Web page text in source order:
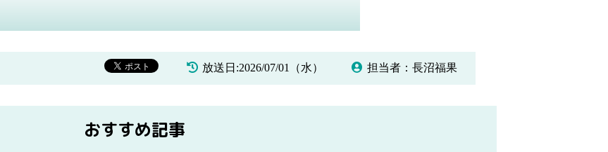
放送日:2026/07/01（水） 担当者：長沼福果
おすすめ記事